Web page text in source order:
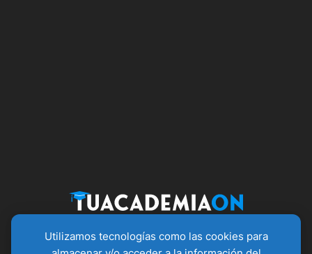
Utilizamos tecnologías como las cookies para